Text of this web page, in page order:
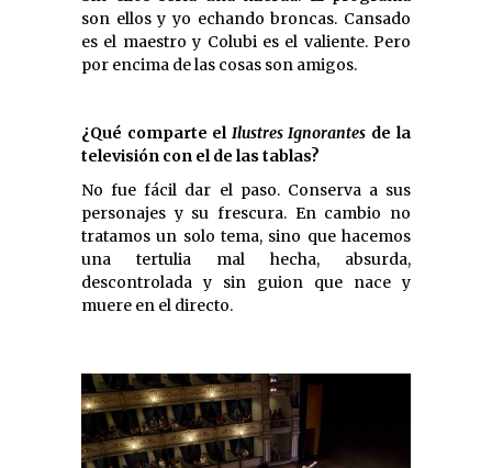
son ellos y yo echando broncas. Cansado
es el maestro y Colubi es el valiente. Pero
por encima de las cosas son amigos.
¿Qué comparte el Ilustres Ignorantes de la
televisión con el de las tablas?
No fue fácil dar el paso. Conserva a sus
personajes y su frescura. En cambio no
tratamos un solo tema, sino que hacemos
una tertulia mal hecha, absurda,
descontrolada y sin guion que nace y
muere en el directo.